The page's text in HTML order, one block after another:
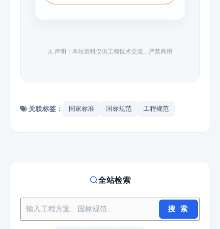
⚠️ 声明：本站资料仅供工程技术交流，严禁商用
关联标签： 国家标准 国标规范 工程规范
全站检索
搜 索